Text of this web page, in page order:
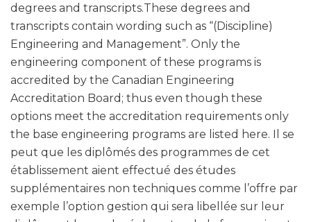
degrees and transcripts.These degrees and
transcripts contain wording such as “(Discipline)
Engineering and Management”. Only the
engineering component of these programs is
accredited by the Canadian Engineering
Accreditation Board; thus even though these
options meet the accreditation requirements only
the base engineering programs are listed here. Il se
peut que les diplômés des programmes de cet
établissement aient effectué des études
supplémentaires non techniques comme l’offre par
exemple l’option gestion qui sera libellée sur leur